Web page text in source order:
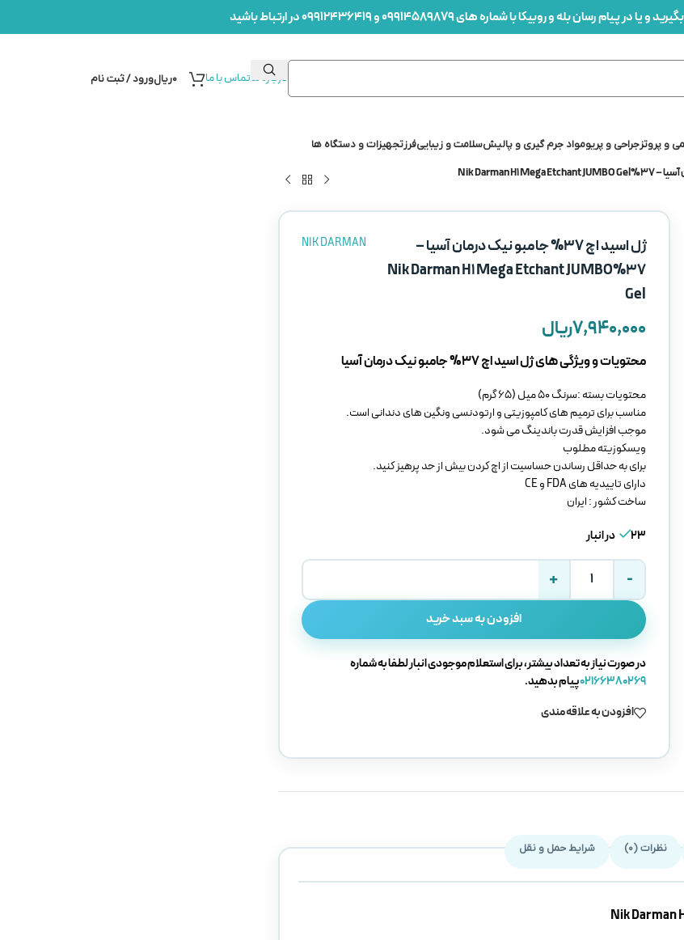
یا در پیام رسان بله و روبیکا با شماره های 09914589879 و 09912436419 در ارتباط باشید
درباره ماتماس با ما ۰ریالورود / ثبت نام
و پروتزجراحی و پریومواد جرم گیری و پالیشسلامت و زیباییفرزتجهیزات و دستگاه ها
NIK DARMAN
ژل اسید اچ 37% جامبو نیک درمان آسیا –
37%Nik Darman H1 Mega Etchant JUMBO
Gel
۷,۹۴۰,۰۰۰ریال
محتویات و ویژگی های ژل اسید اچ 37% جامبو نیک درمان آسیا
محتویات بسته :سرنگ 50 میل (65 گرم)
مناسب برای ترمیم های کامپوزیتی و ارتودنسی ونگین های دندانی است.
موجب افزایش قدرت باندینگ می شود.
ویسکوزیته مطلوب
برای به حداقل رساندن حساسیت از اچ کردن بیش از حد پرهیز کنید.
دارای تاییدیه های FDA و CE
ساخت کشور : ایران
23 در انبار
افزودن به سبد خرید
در صورت نیاز به تعداد بیشتر، برای استعلام موجودی انبار لطفا به شماره
02166380269پیام بدهید.
افزودن به علاقه مندی
نظرات (0) شرایط حمل و نقل